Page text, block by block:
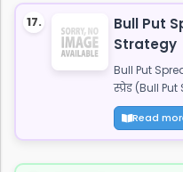
17.
Bull Put
Strategy
Bull Put
स्प्रेड (Bull
Read